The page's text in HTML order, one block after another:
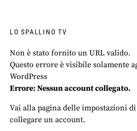
LO SPALLINO TV
Non è stato fornito un URL valido.
Questo errore è visibile solamente
WordPress
Errore: Nessun account collegato.
Vai alla pagina delle impostazioni di
collegare un account.